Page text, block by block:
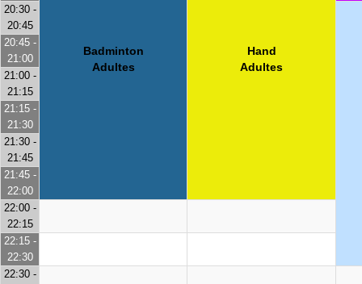
Badminton
Adultes
Hand
Adultes
20:30 -
20:45
20:45 -
21:00
21:00 -
21:15
21:15 -
21:30
21:30 -
21:45
21:45 -
22:00
22:00 -
22:15
22:15 -
22:30
22:30 -